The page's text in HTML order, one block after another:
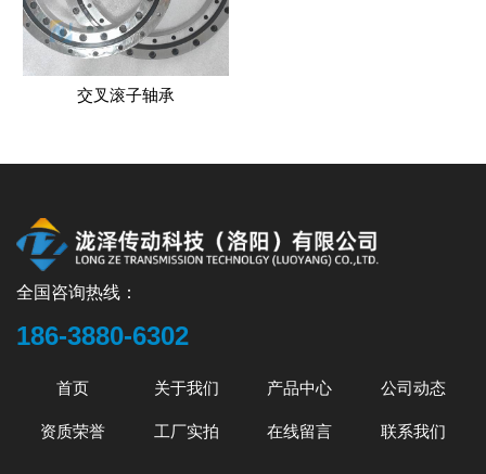
交叉滚子轴承
全国咨询热线：
186-3880-6302
首页 关于我们 产品中心 公司动态
资质荣誉 工厂实拍 在线留言 联系我们